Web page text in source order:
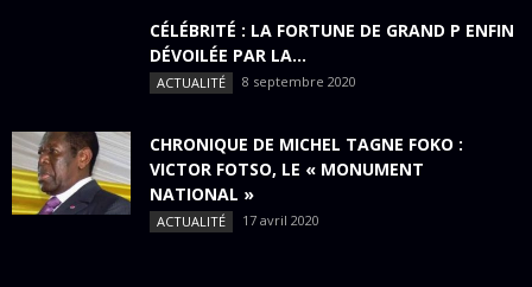
CÉLÉBRITÉ : LA FORTUNE DE GRAND P ENFIN
DÉVOILÉE PAR LA...
ACTUALITÉ 8 septembre 2020
CHRONIQUE DE MICHEL TAGNE FOKO :
VICTOR FOTSO, LE « MONUMENT
NATIONAL »
ACTUALITÉ 17 avril 2020